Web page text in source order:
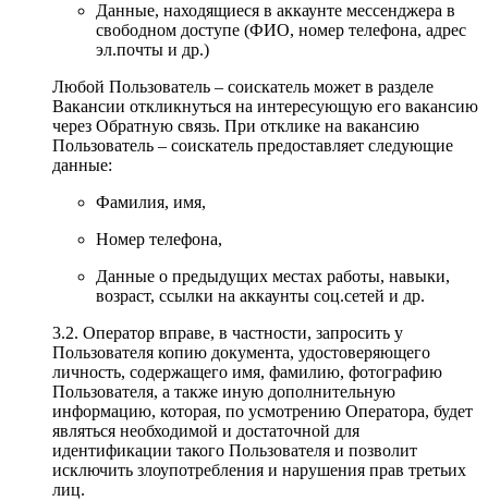
Данные, находящиеся в аккаунте мессенджера в
свободном доступе (ФИО, номер телефона, адрес
эл.почты и др.)
Любой Пользователь – соискатель может в разделе
Вакансии откликнуться на интересующую его вакансию
через Обратную связь. При отклике на вакансию
Пользователь – соискатель предоставляет следующие
данные:
Фамилия, имя,
Номер телефона,
Данные о предыдущих местах работы, навыки,
возраст, ссылки на аккаунты соц.сетей и др.
3.2. Оператор вправе, в частности, запросить у
Пользователя копию документа, удостоверяющего
личность, содержащего имя, фамилию, фотографию
Пользователя, а также иную дополнительную
информацию, которая, по усмотрению Оператора, будет
являться необходимой и достаточной для
идентификации такого Пользователя и позволит
исключить злоупотребления и нарушения прав третьих
лиц.